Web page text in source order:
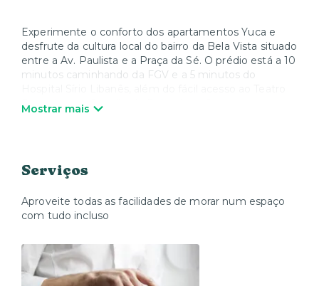
Experimente o conforto dos apartamentos Yuca e
desfrute da cultura local do bairro da Bela Vista situado
entre a Av. Paulista e a Praça da Sé. O prédio está a 10
minutos caminhando da FGV e a 5 minutos do
Renault e ao Casarão do Belvedere. Os apartamentos
Mostrar mais
Serviços
Aproveite todas as facilidades de morar num espaço
com tudo incluso